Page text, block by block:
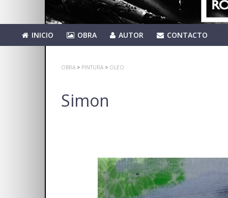
INICIO OBRA AUTOR CONTACTO
OBRA > PINTURA > OLEO
Simon